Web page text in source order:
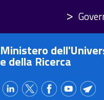
principale
Ministero
e della Ricerca